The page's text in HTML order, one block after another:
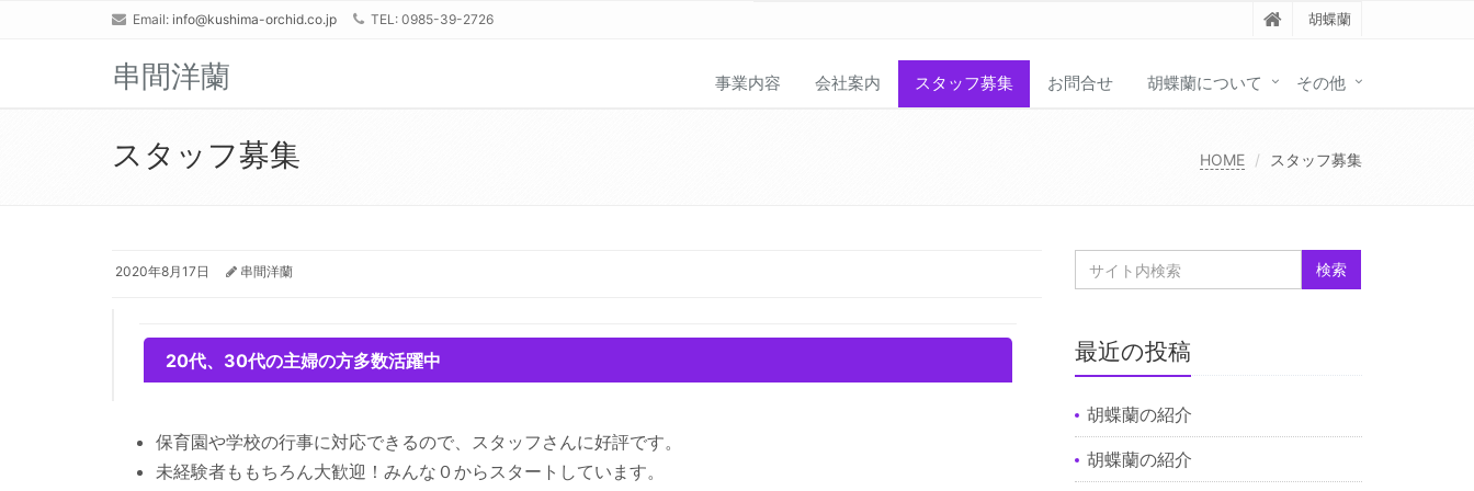
Email: info@kushima-orchid.co.jp TEL: 0985-39-2726 胡蝶蘭
串間洋蘭 事業内容 会社案内 スタッフ募集 お問合せ 胡蝶蘭について その他
スタッフ募集 HOME スタッフ募集
2020年8月17日 串間洋蘭
20代、30代の主婦の方多数活躍中
保育園や学校の行事に対応できるので、スタッフさんに好評です。
未経験者ももちろん大歓迎！みんな０からスタートしています。
最近の投稿
胡蝶蘭の紹介
胡蝶蘭の紹介